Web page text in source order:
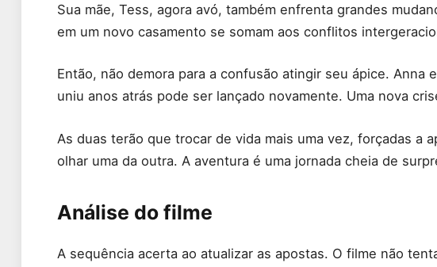
Sua mãe, Tess, agora avó, também enfrenta grandes
em um novo casamento se somam aos conflitos
Então, não demora para a confusão atingir seu ápice. Anna
uniu anos atrás pode ser lançado novamente. Uma nova
As duas terão que trocar de vida mais uma vez, forçadas a
olhar uma da outra. A aventura é uma jornada cheia de
Análise do filme
A sequência acerta ao atualizar as apostas. O filme não